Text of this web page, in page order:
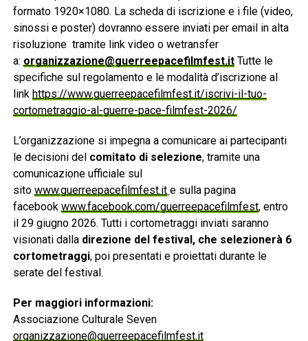
formato 1920×1080. La scheda di iscrizione e i file (video,
sinossi e poster) dovranno essere inviati per email in alta
risoluzione tramite link video o wetransfer
a: organizzazione@guerreepacefilmfest.it Tutte le
specifiche sul regolamento e le modalità d’iscrizione al
link https://www.guerreepacefilmfest.it/iscrivi-il-tuo-
cortometraggio-al-guerre-pace-filmfest-2026/
L’organizzazione si impegna a comunicare ai partecipanti
le decisioni del comitato di selezione, tramite una
comunicazione ufficiale sul
sito www.guerreepacefilmfest.it e sulla pagina
facebook www.facebook.com/guerreepacefilmfest, entro
il 29 giugno 2026. Tutti i cortometraggi inviati saranno
visionati dalla direzione del festival, che selezionerà 6
cortometraggi, poi presentati e proiettati durante le
serate del festival.
Per maggiori informazioni:
Associazione Culturale Seven
organizzazione@guerreepacefilmfest.it